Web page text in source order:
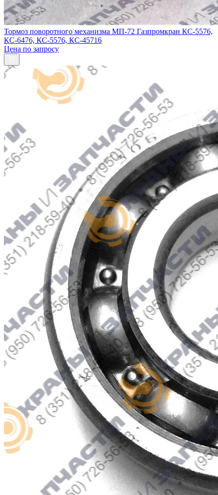
Тормоз поворотного механизма МП-72 Газпромкран КС-5576,
КС-6476, КС-5576, КС-45716
Цена по запросу